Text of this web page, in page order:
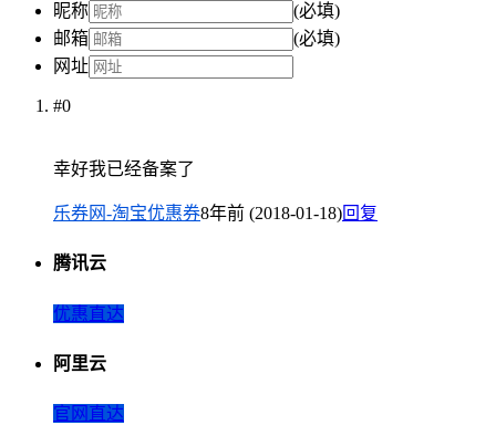
昵称
(必填)
邮箱
(必填)
网址
#0
幸好我已经备案了
乐券网-淘宝优惠券8年前 (2018-01-18)回复
腾讯云
优惠直达
阿里云
官网直达